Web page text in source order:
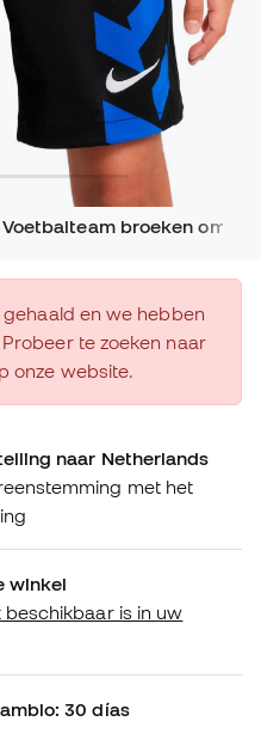
Voetbalteam broeken om te
en we hebben
te zoeken naar
onze website.
naar Netherlands
met het
winkel
is in uw
30 días